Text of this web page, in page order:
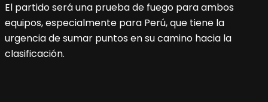
El partido será una prueba de fuego para ambos
equipos, especialmente para Perú, que tiene la
urgencia de sumar puntos en su camino hacia la
clasificación.